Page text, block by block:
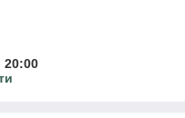
20:00